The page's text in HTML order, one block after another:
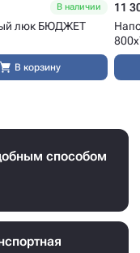
В наличии
люк БЮДЖЕТ
В корзину
11
способом